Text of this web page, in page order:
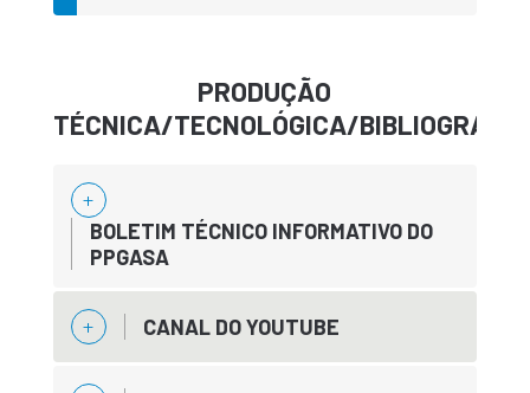
PRODUÇÃO
TÉCNICA/TECNOLÓGICA/
BOLETIM TÉCNICO INFORMATIVO DO
PPGASA
CANAL DO YOUTUBE